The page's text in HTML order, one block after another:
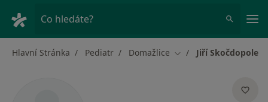
Co hledáte?
Hlavní Stránka Pediatr Domažlice Změna města
Jiří Skočdopole